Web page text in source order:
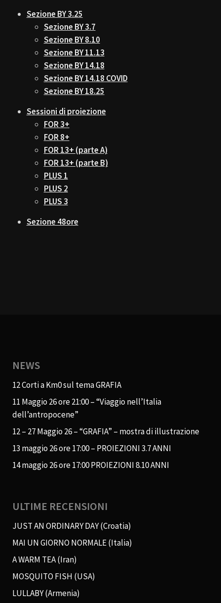
Sezione BY 3.25
Sezione BY 3.7
Sezione BY 8.10
Sezione BY 11.13
Sezione BY 14.18
Sezione BY 14.18 COVID
Sezione BY 18.25
Sessioni di proiezione
FOR 3+
FOR 8+
FOR 13+ (parte A)
FOR 13+ (parte B)
PLUS 1
PLUS 2
PLUS 3
Sezione 48ore
NEWS
12 Corti a Km0 sul tema GRAFIA
11 Maggio 26 ore 21:00 – “Viaggio nell’Italia
dell’antropocene”
12 – 27 Maggio 26 – “GRAFIA” – mostra di illustrazione
13 maggio 26 ore 17:00 – PROIEZIONI 3.7 ANNI
14 maggio 26 ore 17:00 PROIEZIONI 8.10 ANNI
ULTIME RECENSIONI
JUST AN ORDINARY DAY (Croatia)
MAI UN GIORNO NORMALE (Italia)
A WARM TEA (Iran)
MOSQUITO FISH (USA)
LULLABY (Armenia)